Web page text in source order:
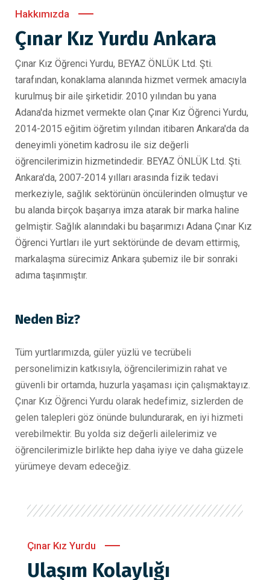
Hakkımızda
Çınar Kız Yurdu Ankara
Çınar Kız Öğrenci Yurdu, BEYAZ ÖNLÜK Ltd. Şti.
tarafından, konaklama alanında hizmet vermek amacıyla
kurulmuş bir aile şirketidir. 2010 yılından bu yana
Adana'da hizmet vermekte olan Çınar Kız Öğrenci Yurdu,
2014-2015 eğitim öğretim yılından itibaren Ankara'da da
deneyimli yönetim kadrosu ile siz değerli
öğrencilerimizin hizmetindedir. BEYAZ ÖNLÜK Ltd. Şti.
Ankara'da, 2007-2014 yılları arasında fizik tedavi
merkeziyle, sağlık sektörünün öncülerinden olmuştur ve
bu alanda birçok başarıya imza atarak bir marka haline
gelmiştir. Sağlık alanındaki bu başarımızı Adana Çınar Kız
Öğrenci Yurtları ile yurt sektöründe de devam ettirmiş,
markalaşma sürecimiz Ankara şubemiz ile bir sonraki
adıma taşınmıştır.
Neden Biz?
Tüm yurtlarımızda, güler yüzlü ve tecrübeli
personelimizin katkısıyla, öğrencilerimizin rahat ve
güvenli bir ortamda, huzurla yaşaması için çalışmaktayız.
Çınar Kız Öğrenci Yurdu olarak hedefimiz, sizlerden de
gelen talepleri göz önünde bulundurarak, en iyi hizmeti
verebilmektir. Bu yolda siz değerli ailelerimiz ve
öğrencilerimizle birlikte hep daha iyiye ve daha güzele
yürümeye devam edeceğiz.
Çınar Kız Yurdu
Ulaşım Kolaylığı